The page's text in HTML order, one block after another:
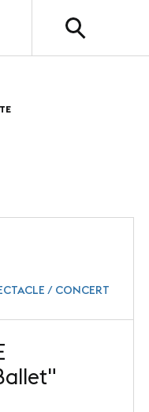
/ CONCERT